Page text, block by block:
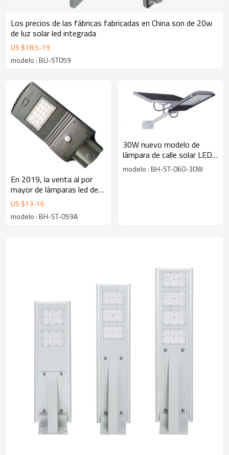
Los precios de las fábricas fabricadas en China son de 20w
de luz solar led integrada
US $18.5-19
modelo : BU-ST059
En 2019, la venta al por
mayor de lámparas led de
exterior de 20w, 40w, 60w
US $13-16
modelo : BH-ST-059A
30W nuevo modelo de
lámpara de calle solar LED
para la iluminación exterior
dividida
modelo : BH-ST-060-30W